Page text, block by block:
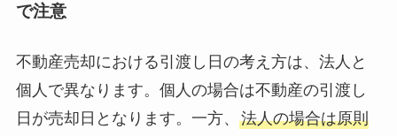
で注意
不動産売却における引渡し日の考え方は、法人と
個人で異なります。個人の場合は不動産の引渡し
日が売却日となります。一方、 法人の場合は原則